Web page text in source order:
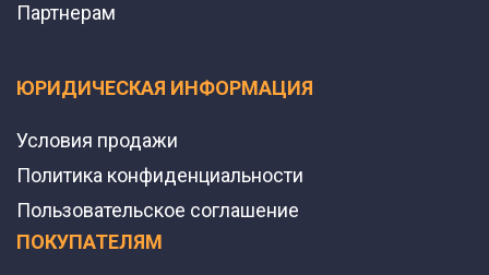
Партнерам
ЮРИДИЧЕСКАЯ ИНФОРМАЦИЯ
Условия продажи
Политика конфиденциальности
Пользовательское соглашение
ПОКУПАТЕЛЯМ